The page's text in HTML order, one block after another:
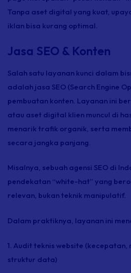
Tanpa aset digital yang kuat,
iklan bisa kurang optimal.
Jasa SEO & Konten
Salah satu layanan kunci dalam
adalah jasa SEO (Search Engine
pembuatan konten. Layanan ini
atau aset digital klien muncul di
menarik trafik organik, serta
secara jangka panjang.
Misalnya, sebuah agensi SEO di
pendekatan “white-hat” yang
relevan, bukan teknik manipulatif.
Dalam praktiknya, layanan ini
1. Audit teknis website (kecepatan,
struktur data)